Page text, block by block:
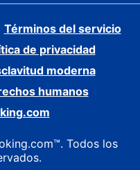
Términos del servicio
de privacidad
moderna
humanos
Todos los